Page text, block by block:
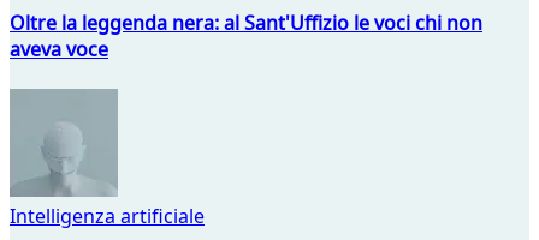
Oltre la leggenda nera: al Sant'Uffizio le voci chi non
aveva voce
Intelligenza artificiale